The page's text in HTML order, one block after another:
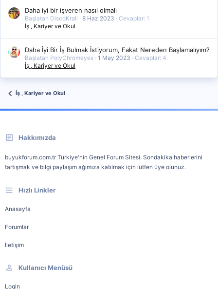
Daha iyi bir işveren nasıl olmalı
Başlatan DiscoKrali 8 Haz 2023
Cevaplar: 1
İş , Kariyer ve Okul
Daha İyi Bir İş Bulmak İstiyorum, Fakat Nereden Başlamalıyım?
Başlatan PolyChromeyes 1 May 2023
Cevaplar: 4
İş , Kariyer ve Okul
İş , Kariyer ve Okul
Hakkımızda
buyukforum.com.tr Türkiye'nin Genel Forum Sitesi. Sondakika haberlerini
tartışmak ve bilgi paylaşım ağımıza katılmak için lütfen üye olunuz.
Hızlı Linkler
Anasayfa
Forumlar
İletişim
Kullanıcı Menüsü
Login